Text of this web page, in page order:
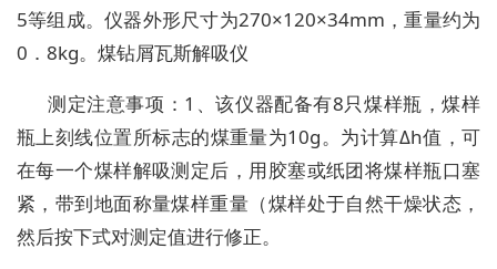
5等组成。仪器外形尺寸为270×120×34mm，重量约为
0．8kg。煤钻屑瓦斯解吸仪
测定注意事项：1、该仪器配备有8只煤样瓶，煤样
瓶上刻线位置所标志的煤重量为10g。为计算Δh值，可
在每一个煤样解吸测定后，用胶塞或纸团将煤样瓶口塞
紧，带到地面称量煤样重量（煤样处于自然干燥状态，
然后按下式对测定值进行修正。